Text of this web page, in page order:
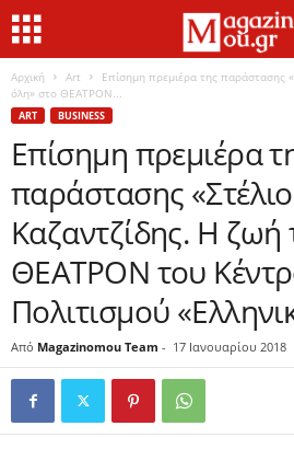
Αρχική Art
Επίσημη πρεμιέρα της παράστασης
όλη» στο ΘΕΑΤΡΟΝ...
ART BUSINESS
Επίσημη πρεμιέρα
παράστασης
Καζαντζίδης. Η ζωή
ΘΕΑΤΡΟΝ του
Πολιτισμού
Από Magazinomou Team - 17 Ιανουαρίου 2018